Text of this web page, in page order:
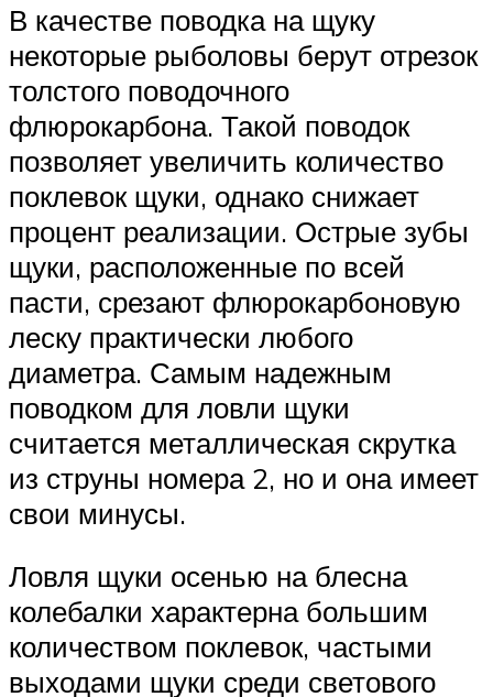
В качестве поводка на щуку
некоторые рыболовы берут отрезок
толстого поводочного
флюрокарбона. Такой поводок
позволяет увеличить количество
поклевок щуки, однако снижает
процент реализации. Острые зубы
щуки, расположенные по всей
пасти, срезают флюрокарбоновую
леску практически любого
диаметра. Самым надежным
поводком для ловли щуки
считается металлическая скрутка
из струны номера 2, но и она имеет
свои минусы.
Ловля щуки осенью на блесна
колебалки характерна большим
количеством поклевок, частыми
выходами щуки среди светового